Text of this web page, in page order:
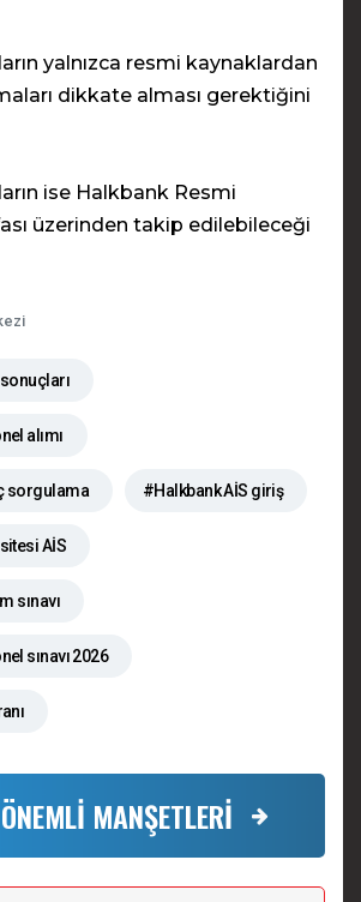
yalnızca resmi kaynaklardan
dikkate alması gerektiğini
ise Halkbank Resmi
üzerinden takip edilebileceği
alımı
sorgulama #Halkbank AİS giriş
AİS
sınavı
sınavı 2026
MANŞETLERİ